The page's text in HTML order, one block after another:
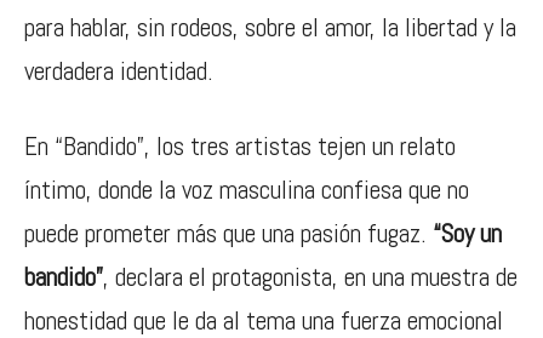
para hablar, sin rodeos, sobre el amor, la libertad y la
verdadera identidad.
En “Bandido”, los tres artistas tejen un relato
íntimo, donde la voz masculina confiesa que no
puede prometer más que una pasión fugaz. “Soy un
bandido”, declara el protagonista, en una muestra de
honestidad que le da al tema una fuerza emocional